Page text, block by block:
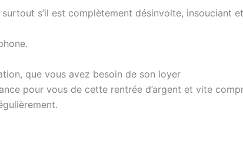
s’il est complètement désinvolte, insouciant
que vous avez besoin de son loyer
pour vous de cette rentrée d’argent et vite